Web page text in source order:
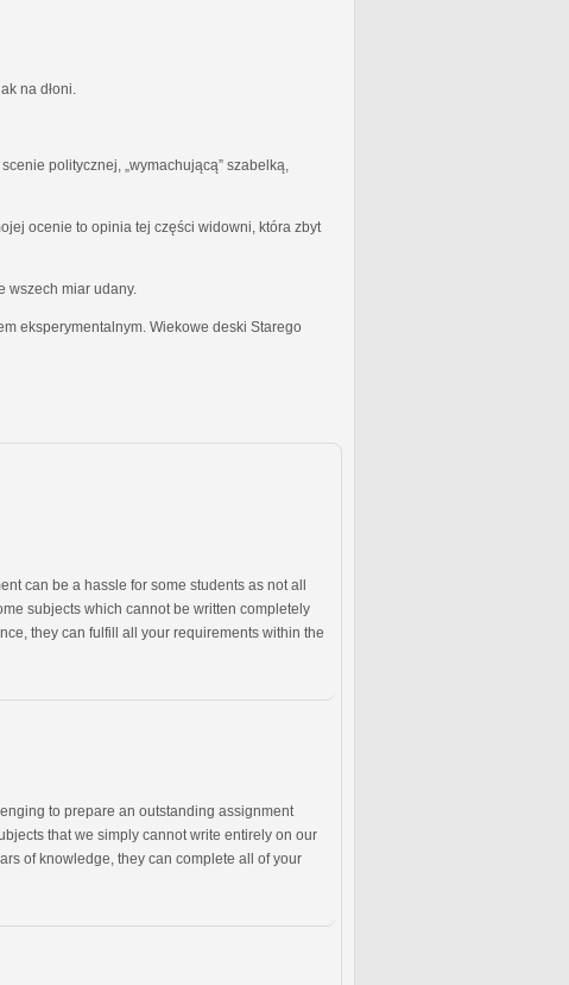
na dłoni.
politycznej, „wymachującą” szabelką,
ocenie to opinia tej części widowni, która zbyt
wszech miar udany.
eksperymentalnym. Wiekowe deski Starego
can be a hassle for some students as not all
subjects which cannot be written completely
they can fulfill all your requirements within the
to prepare an outstanding assignment
that we simply cannot write entirely on our
of knowledge, they can complete all of your